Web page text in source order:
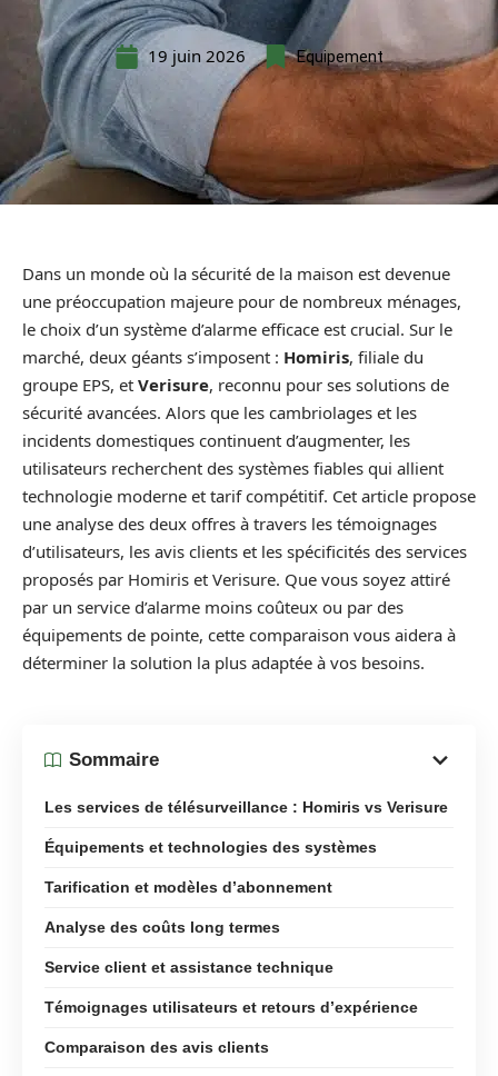
19 juin 2026 Equipement
Dans un monde où la sécurité de la maison est devenue
une préoccupation majeure pour de nombreux ménages,
le choix d’un système d’alarme efficace est crucial. Sur le
marché, deux géants s’imposent : Homiris, filiale du
groupe EPS, et Verisure, reconnu pour ses solutions de
sécurité avancées. Alors que les cambriolages et les
incidents domestiques continuent d’augmenter, les
utilisateurs recherchent des systèmes fiables qui allient
technologie moderne et tarif compétitif. Cet article propose
une analyse des deux offres à travers les témoignages
d’utilisateurs, les avis clients et les spécificités des services
proposés par Homiris et Verisure. Que vous soyez attiré
par un service d’alarme moins coûteux ou par des
équipements de pointe, cette comparaison vous aidera à
déterminer la solution la plus adaptée à vos besoins.
Sommaire
Les services de télésurveillance : Homiris vs Verisure
Équipements et technologies des systèmes
Tarification et modèles d’abonnement
Analyse des coûts long termes
Service client et assistance technique
Témoignages utilisateurs et retours d’expérience
Comparaison des avis clients